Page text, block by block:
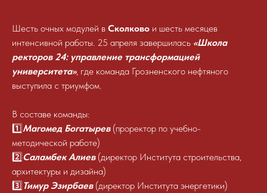
Шесть очных модулей в Сколково и шесть месяцев
интенсивной работы. 25 апреля завершилась «Школа
ректоров 24: управление трансформацией
университета», где команда Грозненского нефтяного
выступила с триумфом.
В составе команды:
1️⃣Магомед Богатырев(проректор по учебно-
методической работе)
2️⃣Саламбек Алиев(директор Института строительства,
архитектуры и дизайна)
3️⃣Тимур Эзирбаев(директор Института энергетики)